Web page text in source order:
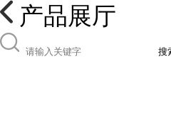
产品展厅
搜